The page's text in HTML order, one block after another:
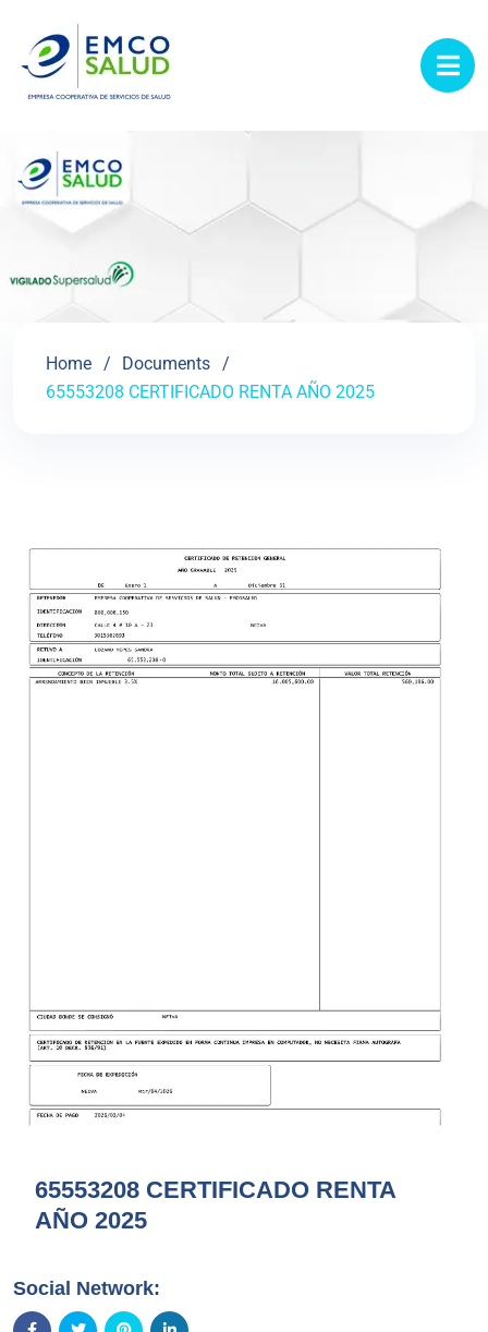
Home
Documents
65553208 CERTIFICADO RENTA AÑO 2025
65553208 CERTIFICADO RENTA
AÑO 2025
Social Network: